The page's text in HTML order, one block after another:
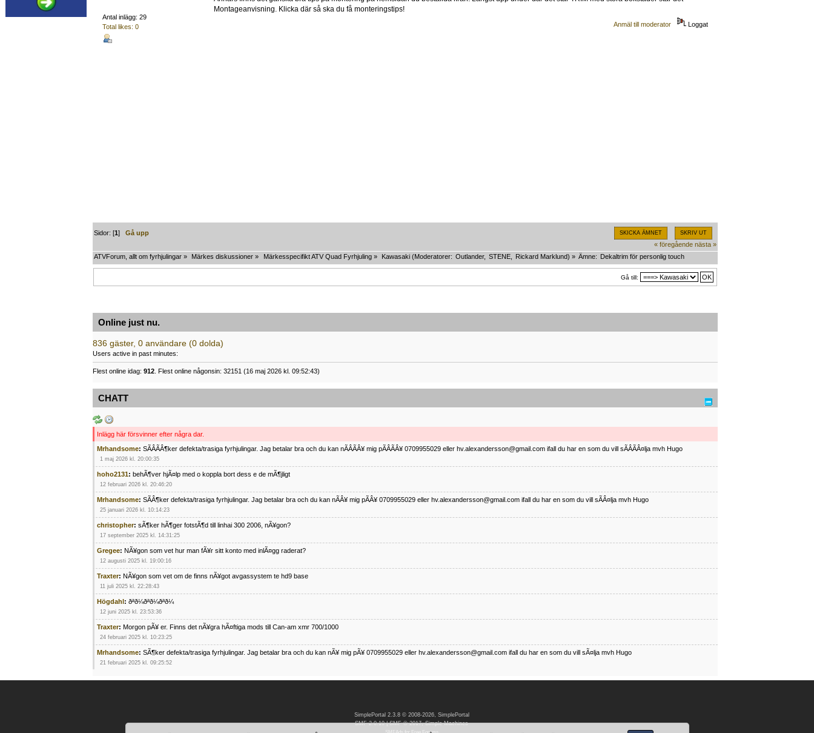
Antal inlägg: 29
Total likes: 0
Montageanvisning. Klicka där så ska du få monteringstips!
Anmäl till moderator Loggat
SKICKA ÄMNET SKRIV UT
Sidor: [1]Gå upp
« föregående nästa »
ATVForum, allt om fyrhjulingar » Märkes diskussioner » Märkesspecifikt ATV Quad Fyrhjuling» Kawasaki(Moderatorer: Outlander, STENE, Rickard Marklund) » Ämne: Dekaltrim för personlig touch
Gå till:
Online just nu.
836 gäster, 0 användare (0 dolda)
Users active in past minutes:
Flest online idag: 912 . Flest online någonsin: 32151 (16 maj 2026 kl. 09:52:43)
CHATT
Inlägg här försvinner efter några dar.
Mrhandsome: SÃÂÃÂ¶ker defekta/trasiga fyrhjulingar. Jag betalar bra och du kan nÃÂÃÂ¥ mig pÃÂÃÂ¥ 0709955029 eller hv.alexandersson@gmail.com ifall du har en som du vill sÃÂÃÂ¤lja mvh Hugo
1 maj 2026 kl. 20:00:35
hoho2131: behÃ¶ver hjÃ¤lp med o koppla bort dess e de mÃ¶jligt
12 februari 2026 kl. 20:46:20
Mrhandsome: SÃÂ¶ker defekta/trasiga fyrhjulingar. Jag betalar bra och du kan nÃÂ¥ mig pÃÂ¥ 0709955029 eller hv.alexandersson@gmail.com ifall du har en som du vill sÃÂ¤lja mvh Hugo
25 januari 2026 kl. 10:14:23
christopher: sÃ¶ker hÃ¶ger fotstÃ¶d till linhai 300 2006, nÃ¥gon?
17 september 2025 kl. 14:31:25
Gregee: NÃ¥gon som vet hur man fÃ¥r sitt konto med inlÃ¤gg raderat?
12 augusti 2025 kl. 19:00:16
Traxter: NÃ¥gon som vet om de finns nÃ¥got avgassystem te hd9 base
11 juli 2025 kl. 22:28:43
Högdahl: ðªð¼ðªð¼ðªð¼
12 juni 2025 kl. 23:53:36
Traxter: Morgon pÃ¥ er. Finns det nÃ¥gra hÃ¤ftiga mods till Can-am xmr 700/1000
24 februari 2025 kl. 10:23:25
Mrhandsome: SÃ¶ker defekta/trasiga fyrhjulingar. Jag betalar bra och du kan nÃ¥ mig pÃ¥ 0709955029 eller hv.alexandersson@gmail.com ifall du har en som du vill sÃ¤lja mvh Hugo
21 februari 2025 kl. 09:25:52
SimplePortal 2.3.8 © 2008-2026, SimplePortal
SMF 2.0.19|SMF © 2017,Simple Machines
SMFAds for Free Forums